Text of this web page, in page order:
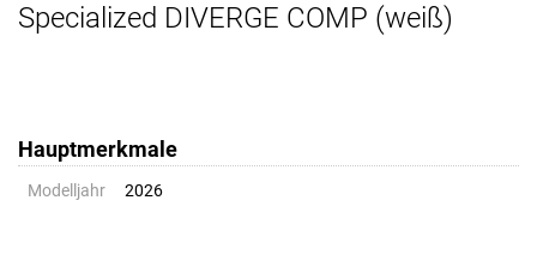
Specialized DIVERGE COMP (weiß)
Hauptmerkmale
Modelljahr 2026